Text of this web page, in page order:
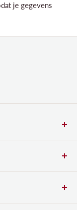
je gegevens